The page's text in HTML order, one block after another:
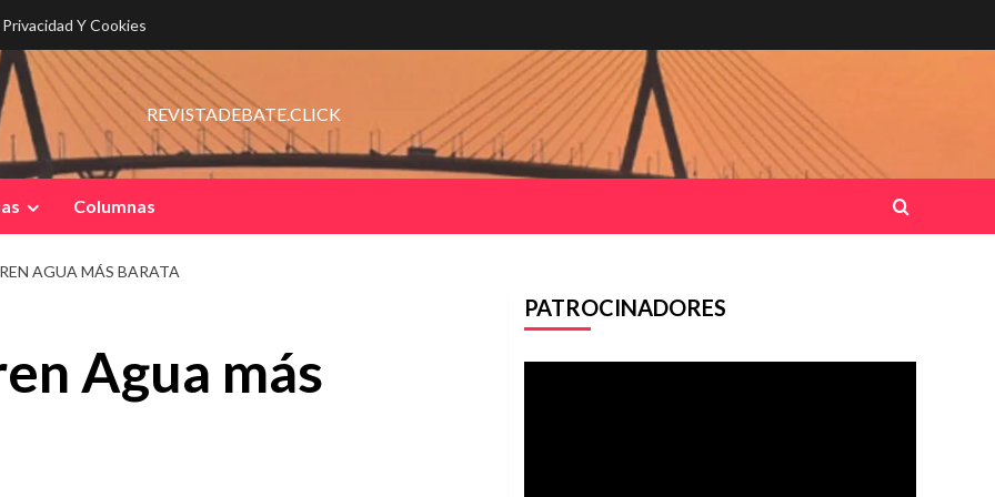
Y Cookies
REVISTADEBATE.CLICK
Columnas
AGUA MÁS BARATA
Agua más
PATROCINADORES